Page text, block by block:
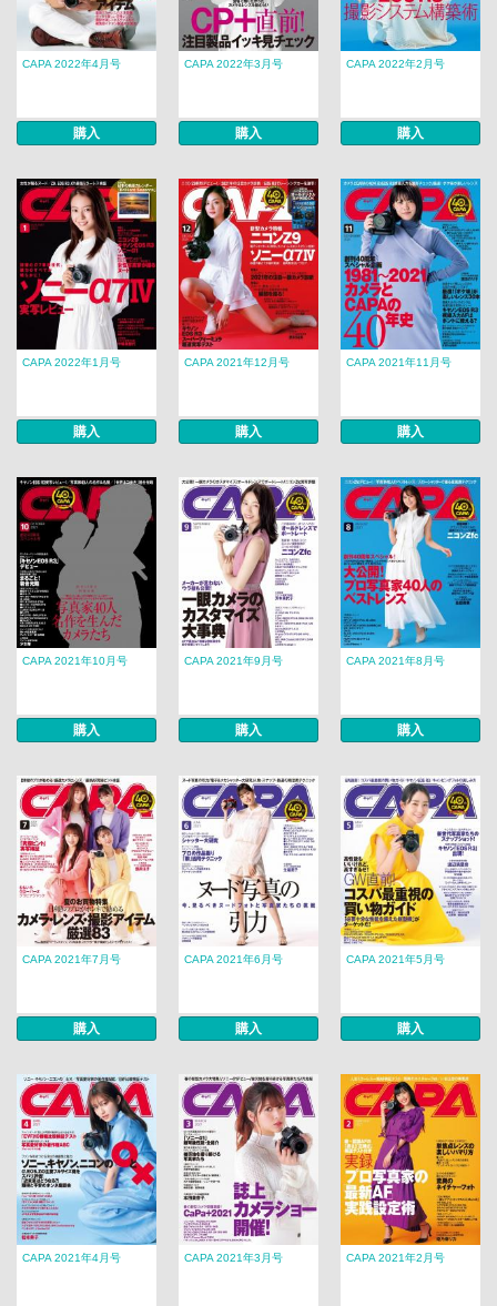
CAPA 2022年4月号
購入
CAPA 2022年3月号
購入
CAPA 2022年2月号
購入
CAPA 2022年1月号
購入
CAPA 2021年12月号
購入
CAPA 2021年11月号
購入
CAPA 2021年10月号
購入
CAPA 2021年9月号
購入
CAPA 2021年8月号
購入
CAPA 2021年7月号
購入
CAPA 2021年6月号
購入
CAPA 2021年5月号
購入
CAPA 2021年4月号 CAPA 2021年3月号 CAPA 2021年2月号